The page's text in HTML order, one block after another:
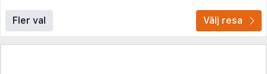
Fler val Välj resa